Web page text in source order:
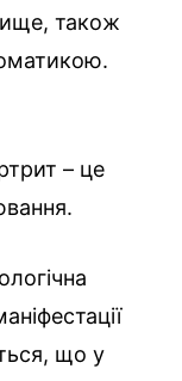
також
– це
що у